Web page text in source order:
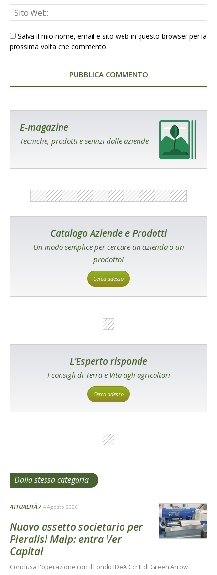
Salva il mio nome, email e sito web in questo browser per la
prossima volta che commento.
E-magazine
Tecniche, prodotti e servizi dalle aziende
Catalogo Aziende e Prodotti
Un modo semplice per cercare un'azienda o un
prodotto!
Cerca adesso
L'Esperto risponde
I consigli di Terra e Vita agli agricoltori
Cerca adesso
Dalla stessa categoria
ATTUALITÀ 4 Agosto 2026
Nuovo assetto societario per
Pieralisi Maip: entra Ver
Capital
Conclusa l'operazione con il Fondo IDeA Ccr II di Green Arrow